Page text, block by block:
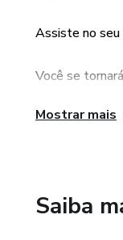
Assiste no
Você se
E ainda tem
Quer ser mais
Mostrar mais
Saiba